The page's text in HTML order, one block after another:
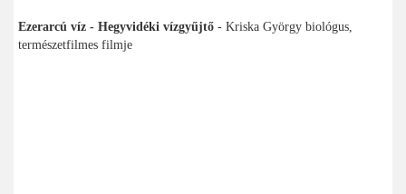
Ezerarcú víz - Hegyvidéki vízgyűjtő - Kriska György biológus,
természetfilmes filmje